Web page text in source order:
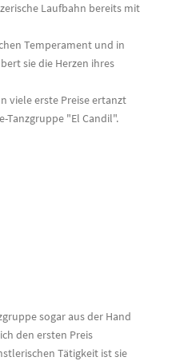
Laufbahn bereits mit
Temperament und in
sie die Herzen ihres
viele erste Preise ertanzt
Tanzgruppe "El Candil".
sogar aus der Hand
den ersten Preis
Tätigkeit ist sie